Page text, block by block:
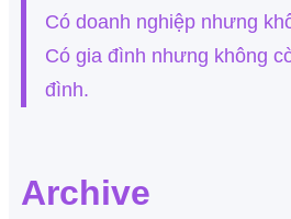
Có doanh nghiệp nhưng
Có gia đình nhưng không
đình.
Archive